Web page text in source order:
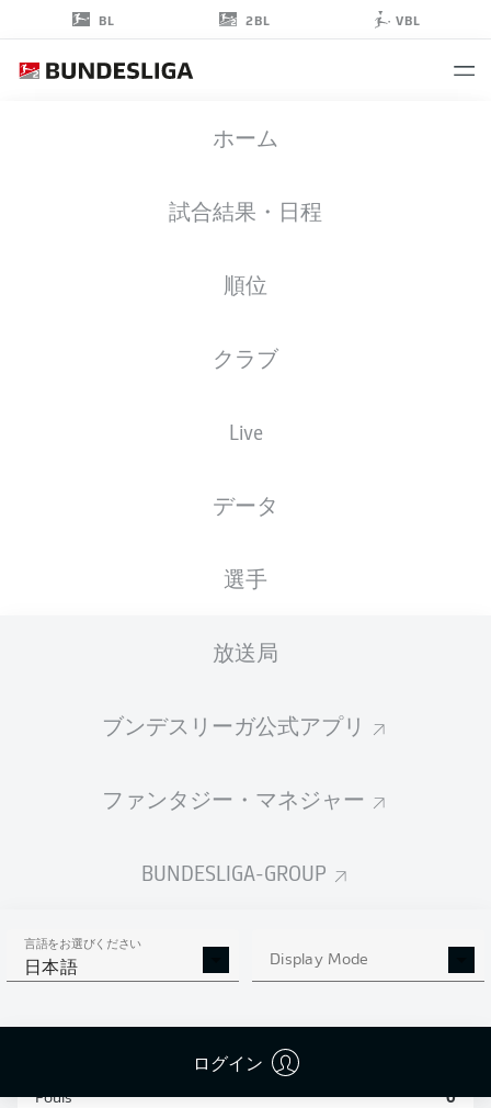
BL 2BL VBL
ホーム
試合結果・日程
順位
クラブ
Live
データ
選手
放送局
ブンデスリーガ公式アプリ
ファンタジー・マネジャー
BUNDESLIGA-GROUP
言語をお選びください
日本語 Display Mode
ログイン
統計 シーズン 2026/2027
TACKLES WON
Fouls 0